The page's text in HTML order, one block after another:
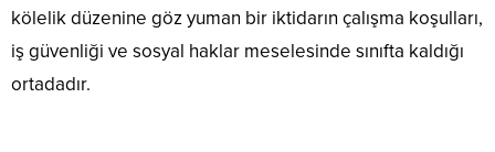
kölelik düzenine göz yuman bir iktidarın çalışma koşulları,
iş güvenliği ve sosyal haklar meselesinde sınıfta kaldığı
ortadadır.